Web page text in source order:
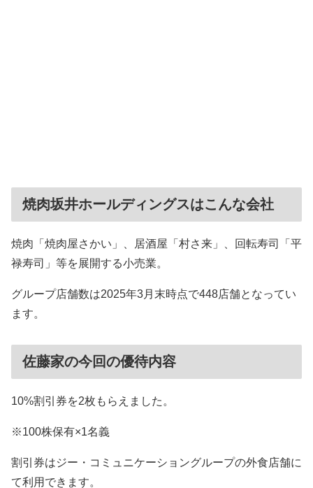
焼肉坂井ホールディングスはこんな会社
焼肉「焼肉屋さかい」、居酒屋「村さ来」、回転寿司「平
禄寿司」等を展開する小売業。
グループ店舗数は2025年3月末時点で448店舗となってい
ます。
佐藤家の今回の優待内容
10%割引券を2枚もらえました。
※100株保有×1名義
割引券はジー・コミュニケーショングループの外食店舗に
て利用できます。